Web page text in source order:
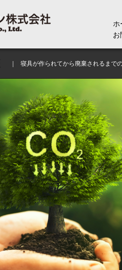
ホ
お
寝具が作られてから廃棄されるまで